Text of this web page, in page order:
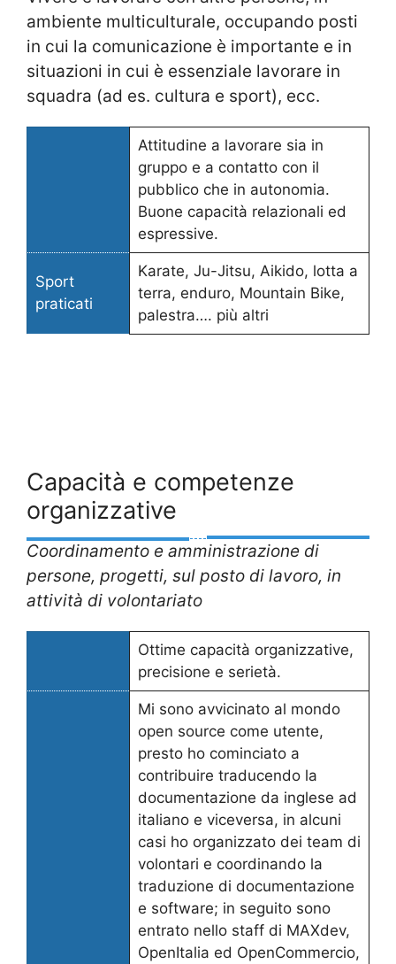
ambiente multiculturale, occupando posti
in cui la comunicazione è importante e in
situazioni in cui è essenziale lavorare in
squadra (ad es. cultura e sport), ecc.
Attitudine a lavorare sia in
gruppo e a contatto con il
pubblico che in autonomia.
Buone capacità relazionali ed
espressive.
Sport
praticati
Karate, Ju-Jitsu, Aikido, lotta a
terra, enduro, Mountain Bike,
palestra…. più altri
Capacità e competenze
organizzative
Coordinamento e amministrazione di
persone, progetti, sul posto di lavoro, in
attività di volontariato
Ottime capacità organizzative,
precisione e serietà.
Mi sono avvicinato al mondo
open source come utente,
presto ho cominciato a
contribuire traducendo la
documentazione da inglese ad
italiano e viceversa, in alcuni
casi ho organizzato dei team di
volontari e coordinando la
traduzione di documentazione
e software; in seguito sono
entrato nello staff di MAXdev,
OpenItalia ed OpenCommercio,